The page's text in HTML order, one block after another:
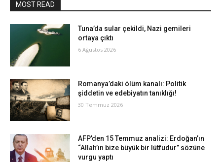
MOST READ
Tuna’da sular çekildi, Nazi gemileri
ortaya çıktı
6 Ağustos 2026
Romanya’daki ölüm kanalı: Politik
şiddetin ve edebiyatın tanıklığı!
30 Temmuz 2026
AFP’den 15 Temmuz analizi: Erdoğan’ın
“Allah’ın bize büyük bir lütfudur” sözüne
vurgu yaptı